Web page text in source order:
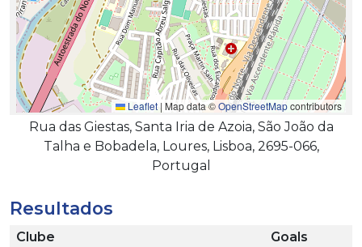
Leaflet | Map data ©OpenStreetMapcontributors
Rua das Giestas, Santa Iria de Azoia, São João da
Talha e Bobadela, Loures, Lisboa, 2695-066,
Portugal
Resultados
Clube
Goals